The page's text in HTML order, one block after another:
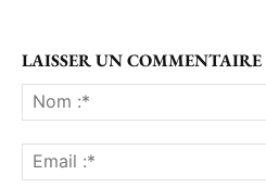
LAISSER UN COMMENTAIRE